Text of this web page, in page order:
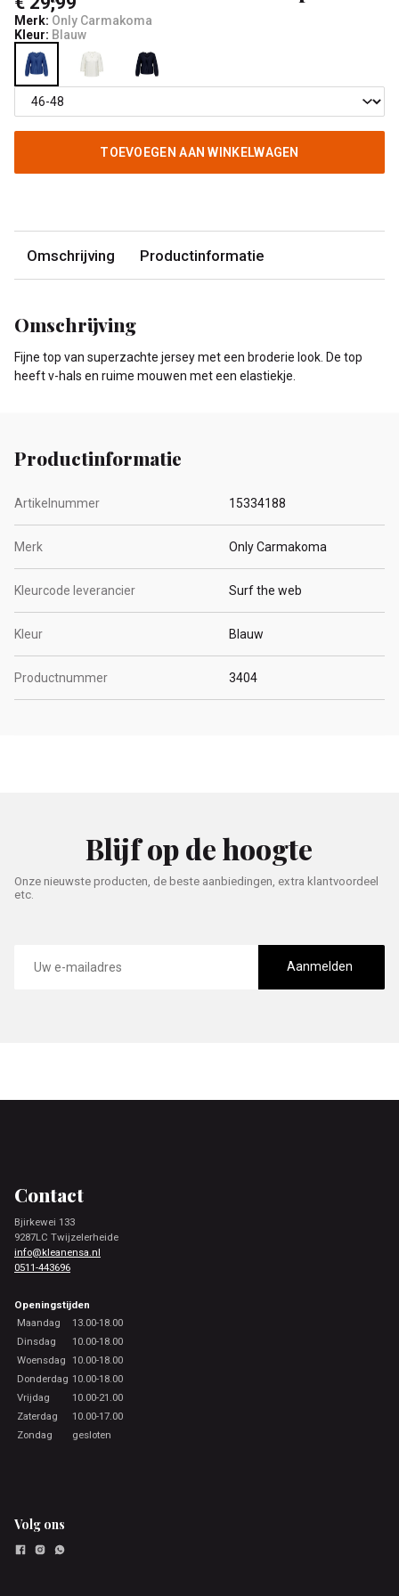
Merk: Only Carmakoma
Kleur: Blauw
TOEVOEGEN AAN WINKELWAGEN
Omschrijving Productinformatie
Omschrijving
Fijne top van superzachte jersey met een broderie look. De top
heeft v-hals en ruime mouwen met een elastiekje.
Productinformatie
Artikelnummer 15334188
Merk Only Carmakoma
Kleurcode leverancier Surf the web
Kleur Blauw
Productnummer 3404
Blijf op de hoogte
Onze nieuwste producten, de beste aanbiedingen, extra klantvoordeel
etc.
mailadres
Aanmelden
Contact
Bjirkewei 133
9287LC Twijzelerheide
info@kleanensa.nl
0511-443696
Openingstijden
Maandag
13.00-18.00
Dinsdag
10.00-18.00
Woensdag 10.00-18.00
Donderdag 10.00-18.00
Vrijdag
10.00-21.00
Zaterdag
10.00-17.00
Zondag
gesloten
Volg ons